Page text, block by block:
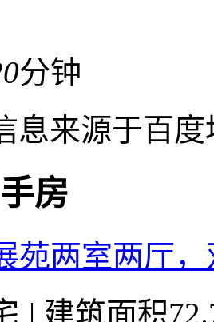
分钟
息来源于百
房
苑两室两厅
| 建筑面积